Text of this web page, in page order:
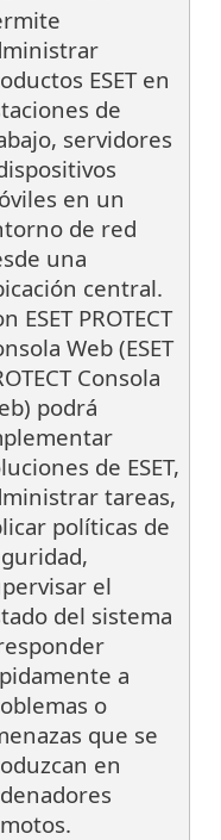
ESET en
de
servidores
en un
de red
una
central.
ESET PROTECT
Web (ESET
Consola
podrá
de ESET,
tareas,
políticas de
el
del sistema
a
o
que se
en